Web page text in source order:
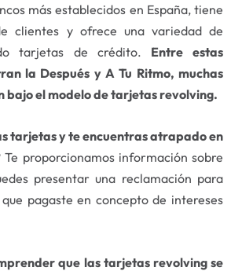
más establecidos en España, tiene
clientes y ofrece una variedad de
tarjetas de crédito. Entre estas
la Después y A Tu Ritmo, muchas
bajo el modelo de tarjetas revolving.
tarjetas y te encuentras atrapado en
Te proporcionamos información sobre
presentar una reclamación para
pagaste en concepto de intereses
que las tarjetas revolving se